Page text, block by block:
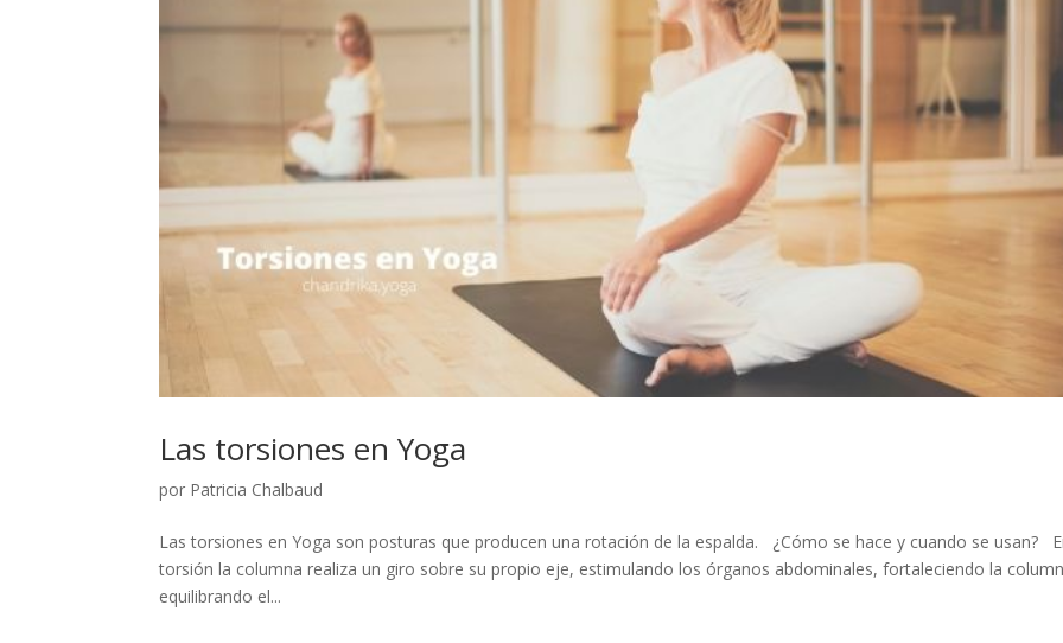
Las torsiones en Yoga
por Patricia Chalbaud
Las torsiones en Yoga son posturas que producen una rotación de la espalda. ¿Cómo se hace y cuando se usan?
torsión la columna realiza un giro sobre su propio eje, estimulando los órganos abdominales, fortaleciendo la
equilibrando el...